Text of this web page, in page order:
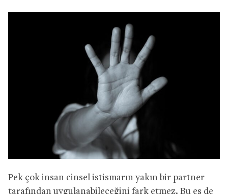
Pek çok insan cinsel istismarın yakın bir partner
tarafından uygulanabileceğini fark etmez. Bu eş de